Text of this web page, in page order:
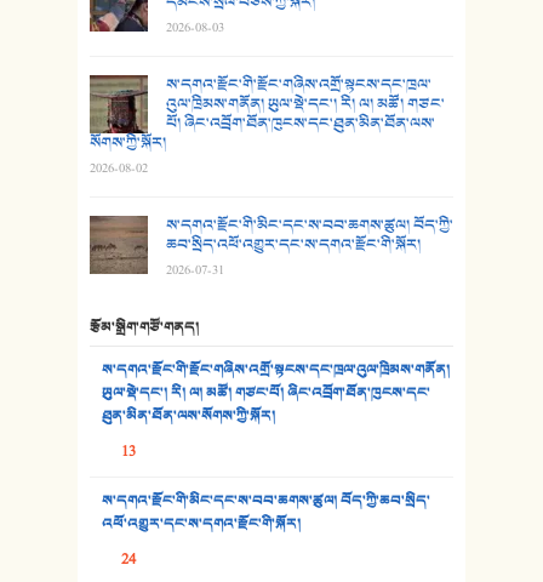
26. ཨ་མའི་ཐང་ཁུག
27. ལྕེ་བདེ་ཞོལ་གྱི་པང་གདན།
28. སྟོད་གཞས། - ཕན་ཐོག
30. སི་ལིང་འབྲི་མོ། - ཕན་ཐོག
31. ཕ་ཡུལ་ཡར་ཀླུང་།
32. ཨ་མ།
33. འཛོམས་པའི་ལམ།
34. ཉི་མ་སེམས་ལ་ཞོག་དང་། - ཟླ་སྒྲོན།
36. ཟླ་གཞོན་སྙན་དབྱངས། - ཟླ་སྒྲོན།
2026-08-03
ས་དགའ་རྫོང་གི་རྫོང་གཞིས་འགྲོ་སྟངས་དང་ཁྲལ་
འུལ་ཁྲིམས་གནོན། ཡུལ་སྡེ་དང་། རི། ལ། མཚོ། གཙང་
པོ། ཞིང་འབྲོག་ཐོན་ཁུངས་དང་ཐུན་མིན་ཐོན་ལས་
སོགས་ཀྱི་སྐོར།
2026-08-02
ས་དགའ་རྫོང་གི་མིང་དང་ས་བབ་ཆགས་ཚུལ། བོད་ཀྱི་
ཆབ་སྲིད་འཕོ་འགྱུར་དང་ས་དགའ་རྫོང་གི་སྐོར།
2026-07-31
རྩོམ་སྒྲིག་གཙོ་གནད།
ས་དགའ་རྫོང་གི་རྫོང་གཞིས་འགྲོ་སྟངས་དང་ཁྲལ་འུལ་ཁྲིམས་གནོན།
ཡུལ་སྡེ་དང་། རི། ལ། མཚོ། གཙང་པོ། ཞིང་འབྲོག་ཐོན་ཁུངས་དང་
ཐུན་མིན་ཐོན་ལས་སོགས་ཀྱི་སྐོར།
13
ས་དགའ་རྫོང་གི་མིང་དང་ས་བབ་ཆགས་ཚུལ། བོད་ཀྱི་ཆབ་སྲིད་
འཕོ་འགྱུར་དང་ས་དགའ་རྫོང་གི་སྐོར།
24